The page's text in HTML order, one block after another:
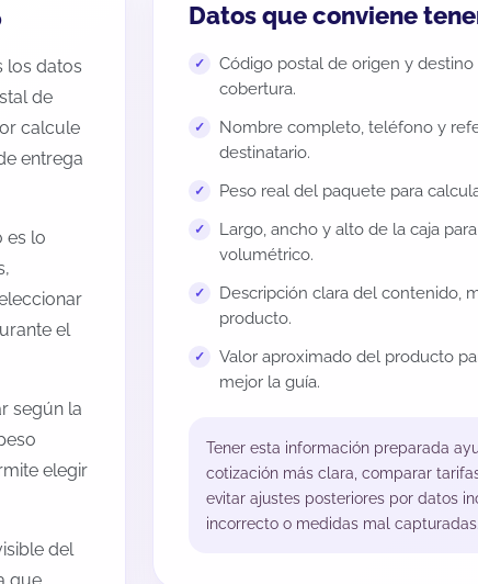
los datos
de
calcule
entrega
es lo
el
según la
elegir
del
Datos que conviene
Código postal de origen y destino
cobertura.
Nombre completo, teléfono y
destinatario.
Peso real del paquete para
Largo, ancho y alto de la caja
volumétrico.
Descripción clara del contenido,
producto.
Valor aproximado del producto
mejor la guía.
Tener esta información preparada
cotización más clara, comparar
evitar ajustes posteriores por datos
incorrecto o medidas mal capturadas.